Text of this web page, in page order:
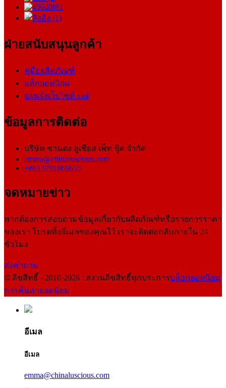
ฝ่ายสนับสนุนลูกค้า
คู่มือผลิตภัณฑ์
แท็กยอดนิยม
แผนผังเว็บไซต์.xml
ข้อมูลการติดต่อ
บริษัท ซานตง ลูเชียส เพ็ท ฟู้ด จำกัด
emma@chinaluscious.com
+8613791869655
จดหมายข่าว
หากต้องการสอบถามข้อมูลเกี่ยวกับผลิตภัณฑ์หรือรายการราคา
ของเรา โปรดทิ้งอีเมลของคุณไว้ เราจะติดต่อกลับภายใน 24
ชั่วโมง
ส่งคำถาม
© ลิขสิทธิ์ - 2010-2026 : สงวนลิขสิทธิ์ทุกประการบล็อกยอดนิยม
การค้นหายอดนิยม
อีเมล
อีเมล
emma@chinaluscious.com